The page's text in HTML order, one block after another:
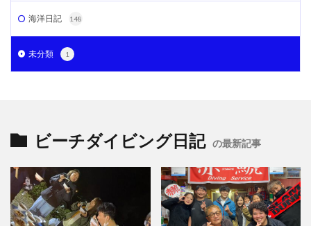
海洋日記 148
未分類 1
ビーチダイビング日記 の最新記事